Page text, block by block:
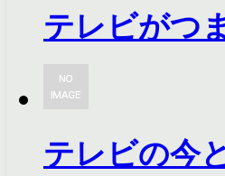
テレビがつ
テレビの今